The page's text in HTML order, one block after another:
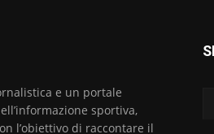
e un portale
sportiva,
l’obiettivo di raccontare il